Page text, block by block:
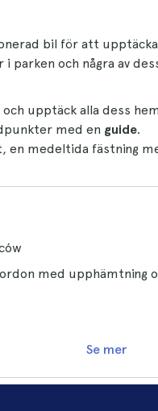
bil för att upptäcka
parken och några av
upptäck alla dess
med en guide.
en medeltida fästning
med upphämtning
Se mer